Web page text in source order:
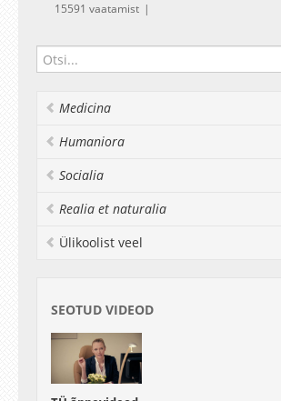
15591 vaatamist
Medicina
Humaniora
Socialia
Realia et naturalia
Ülikoolist veel
SEOTUD VIDEOD